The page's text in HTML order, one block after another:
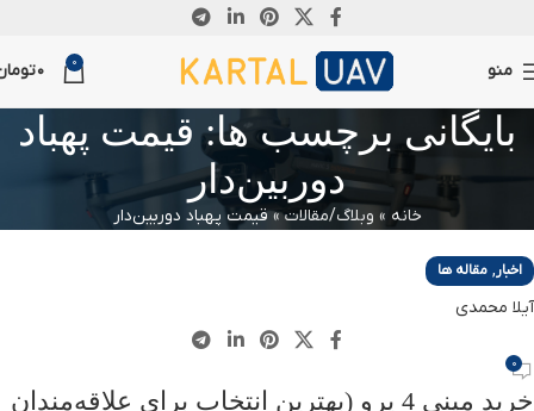
منو 0
0
بایگانی برچسب ها: قیمت پهباد
دوربین‌دار
خانه » وبلاگ/مقالات»قیمت پهباد دوربین‌دار
اکتبر
اخبار, مقاله ها
آیلا محمدی
0
خرید مینی 4 پرو (بهترین انتخاب برای علاقه‌مندان